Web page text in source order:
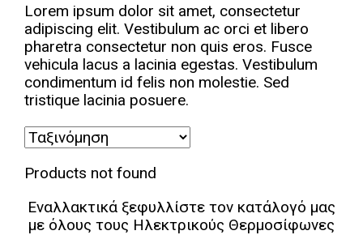
Lorem ipsum dolor sit amet, consectetur
adipiscing elit. Vestibulum ac orci et libero
pharetra consectetur non quis eros. Fusce
vehicula lacus a lacinia egestas. Vestibulum
condimentum id felis non molestie. Sed
tristique lacinia posuere.
Products not found
Εναλλακτικά ξεφυλλίστε τον κατάλογό μας
με όλους τους Ηλεκτρικούς Θερμοσίφωνες